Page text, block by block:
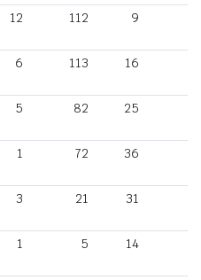
12 112 9
6 113 16
5 82 25
1 72 36
3 21 31
1 5 14